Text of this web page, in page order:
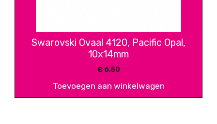
Swarovski Ovaal 4120, Pacific Opal,
10x14mm
€6,50
Toevoegen aan winkelwagen